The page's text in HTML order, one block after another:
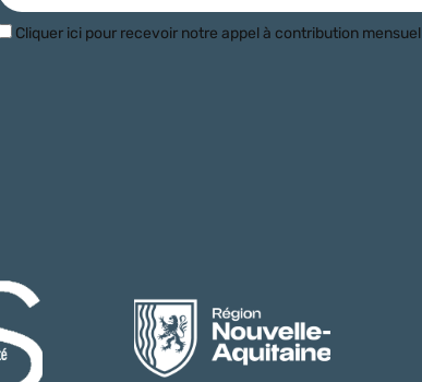
Cliquer ici pour recevoir notre appel à contribution mensuel